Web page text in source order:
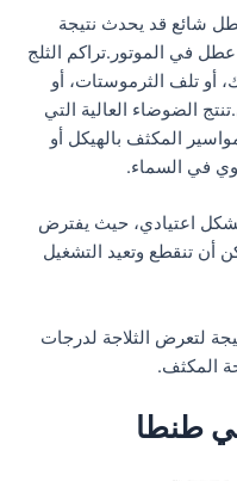
شائع قد يحدث نتيجة
عطل في الموتور.تراكم الثلج
تلف الثرموستات، أو
الضوضاء العالية التي
المكثف بالهيكل أو
في السماء.
اعتيادي، حيث يفترض
أن تنقطع وتعيد التشغيل
لتعرض الثلاجة لدرجات
المكثف.
طنطا